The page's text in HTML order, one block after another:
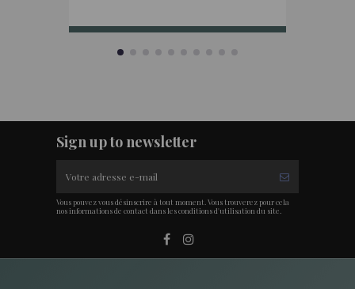
Sign up to newsletter
Vous pouvez vous désinscrire à tout moment. Vous trouverez pour cela
nos informations de contact dans les conditions d'utilisation du site.